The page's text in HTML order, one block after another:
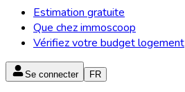
Estimation gratuite
Que chez immoscoop
Vérifiez votre budget logement
Se connecter FR